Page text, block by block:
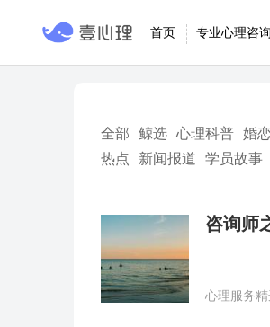
首页 专业心理咨询
全部 鲸选 心理科普 婚
热点
新闻报道 学员故事
咨询师
心理服务